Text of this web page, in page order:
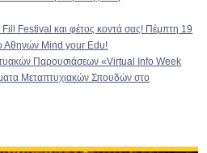
Festival και φέτος κοντά σας! Πέμπτη 19
Αθηνών Mind your Edu!
Παρουσιάσεων «Virtual Info Week
Μεταπτυχιακών Σπουδών στο